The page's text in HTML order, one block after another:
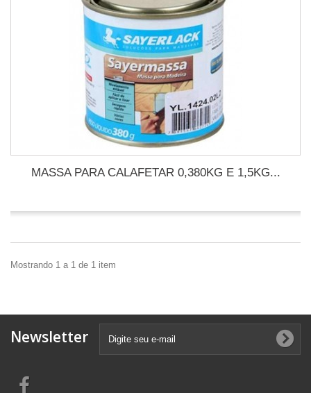
MASSA PARA CALAFETAR 0,380KG E 1,5KG...
Mostrando 1 a 1 de 1 item
Newsletter